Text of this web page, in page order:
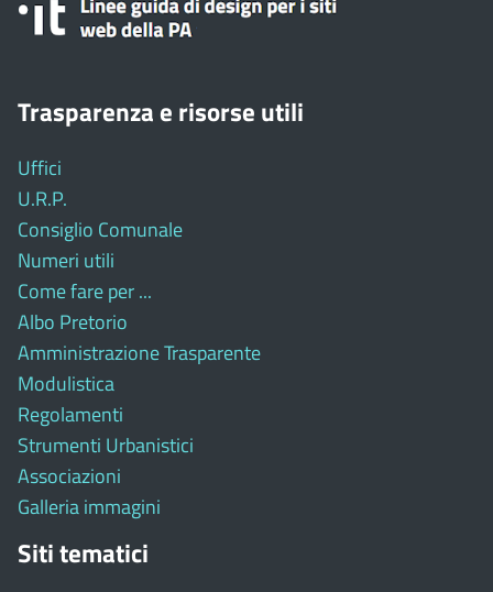
Trasparenza e risorse utili
Uffici
U.R.P.
Consiglio Comunale
Numeri utili
Come fare per ...
Albo Pretorio
Amministrazione Trasparente
Modulistica
Regolamenti
Strumenti Urbanistici
Associazioni
Galleria immagini
Siti tematici